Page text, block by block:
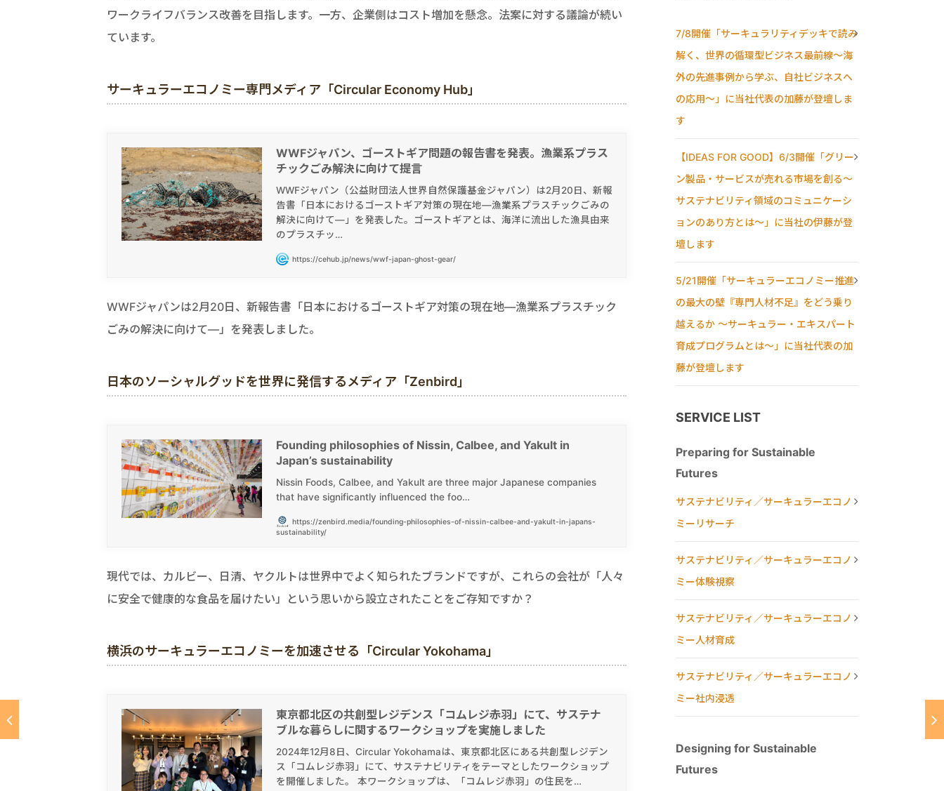
ワークライフバランス改善を目指します。一方、企業側はコスト増加を懸念。法案に対する議論が続い
ています。
サーキュラーエコノミー専門メディア「Circular Economy Hub」
WWFジャパン、ゴーストギア問題の報告書を発表。漁業系プラス
チックごみ解決に向けて提言
WWFジャパン（公益財団法人世界自然保護基金ジャパン）は2月20日、新報
告書「日本におけるゴーストギア対策の現在地―漁業系プラスチックごみの
解決に向けて―」を発表した。ゴーストギアとは、海洋に流出した漁具由来
のプラスチッ…
https://cehub.jp/news/wwf-japan-ghost-gear/
WWFジャパンは2月20日、新報告書「日本におけるゴーストギア対策の現在地―漁業系プラスチック
ごみの解決に向けて―」を発表しました。
日本のソーシャルグッドを世界に発信するメディア「Zenbird」
Founding philosophies of Nissin, Calbee, and Yakult in
Japan’s sustainability
Nissin Foods, Calbee, and Yakult are three major Japanese companies
that have significantly influenced the foo…
https://zenbird.media/founding-philosophies-of-nissin-calbee-and-yakult-in-japans-
sustainability/
現代では、カルビー、日清、ヤクルトは世界中でよく知られたブランドですが、これらの会社が「人々
に安全で健康的な食品を届けたい」という思いから設立されたことをご存知ですか？
横浜のサーキュラーエコノミーを加速させる「Circular Yokohama」
東京都北区の共創型レジデンス「コムレジ赤羽」にて、サステナ
ブルな暮らしに関するワークショップを実施しました
2024年12月8日、Circular Yokohamaは、東京都北区にある共創型レジデン
ス「コムレジ赤羽」にて、サステナビリティをテーマとしたワークショップ
を開催しました。 本ワークショップは、「コムレジ赤羽」の住民を…
7/8開催「サーキュラリティデッキで読み
解く、世界の循環型ビジネス最前線〜海
外の先進事例から学ぶ、自社ビジネスへ
の応用〜」に当社代表の加藤が登壇しま
す
【IDEAS FOR GOOD】6/3開催「グリー
ン製品・サービスが売れる市場を創る〜
サステナビリティ領域のコミュニケーシ
ョンのあり方とは〜」に当社の伊藤が登
壇します
5/21開催「サーキュラーエコノミー推進
の最大の壁『専門人材不足』をどう乗り
越えるか ～サーキュラー・エキスパート
育成プログラムとは～」に当社代表の加
藤が登壇します
SERVICE LIST
Preparing for Sustainable
Futures
サステナビリティ／サーキュラーエコノ
ミーリサーチ
サステナビリティ／サーキュラーエコノ
ミー体験視察
サステナビリティ／サーキュラーエコノ
ミー人材育成
サステナビリティ／サーキュラーエコノ
ミー社内浸透
Designing for Sustainable
Futures